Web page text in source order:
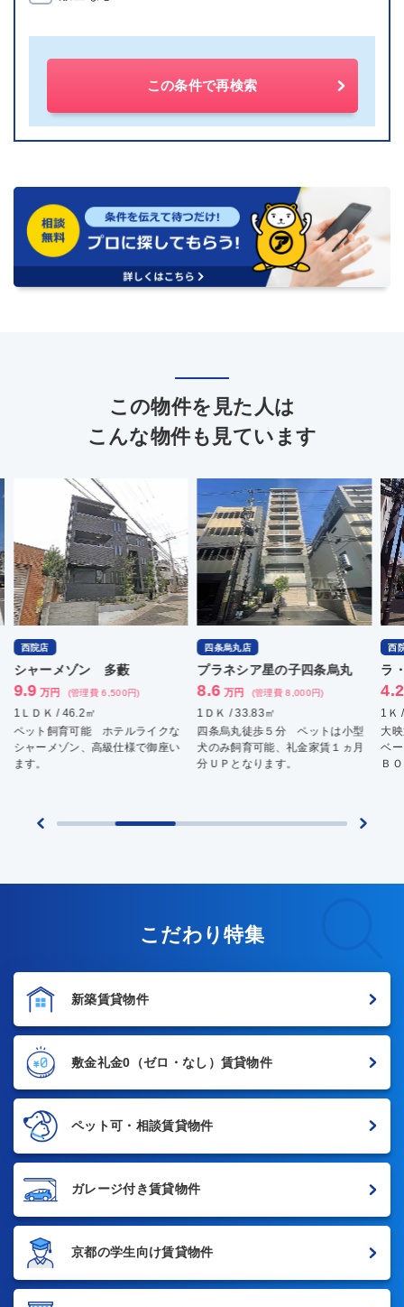
この条件で再検索
この物件を見た人は
こんな物件も見ています
西院店
シャーメゾン 多藪
9.9 万円 (管理費 6,500円)
1ＬＤＫ / 46.2㎡
ペット飼育可能 ホテルライクな
シャーメゾン、高級仕様で御座い
ます。
四条烏丸店
プラネシア星の子四条烏丸
8.6 万円 (管理費 8,000円)
1ＤＫ / 33.83㎡
四条烏丸徒歩５分 ペットは小型
犬のみ飼育可能、礼金家賃１ヵ月
分ＵＰとなります。
西
ラ
4.2
1Ｋ
大
ベ
Ｂ
こだわり特集
新築賃貸物件
敷金礼金0 （ゼロ・なし）賃貸物件
ペット可・相談賃貸物件
ガレージ付き賃貸物件
京都の学生向け賃貸物件